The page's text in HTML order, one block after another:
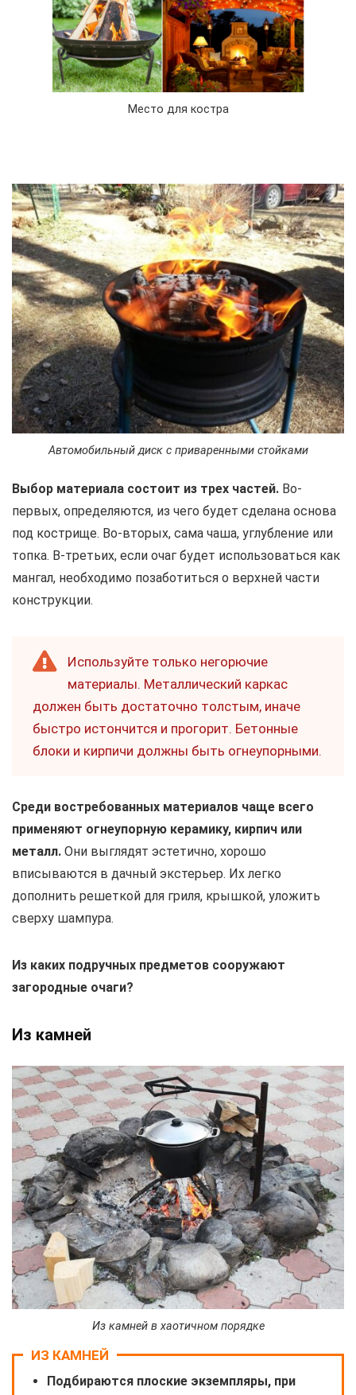
Место для костра
Автомобильный диск с приваренными стойками
Выбор материала состоит из трех частей. Во-
первых, определяются, из чего будет сделана основа
под кострище. Во-вторых, сама чаша, углубление или
топка. В-третьих, если очаг будет использоваться как
мангал, необходимо позаботиться о верхней части
конструкции.
Используйте только негорючие
материалы. Металлический каркас
должен быть достаточно толстым, иначе
быстро истончится и прогорит. Бетонные
блоки и кирпичи должны быть огнеупорными.
Среди востребованных материалов чаще всего
применяют огнеупорную керамику, кирпич или
металл. Они выглядят эстетично, хорошо
вписываются в дачный экстерьер. Их легко
дополнить решеткой для гриля, крышкой, уложить
сверху шампура.
Из каких подручных предметов сооружают
загородные очаги?
Из камней
Из камней в хаотичном порядке
ИЗ КАМНЕЙ
Подбираются плоские экземпляры, при